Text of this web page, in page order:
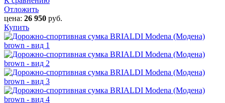
Отложить
цена: 26 950 руб.
Купить